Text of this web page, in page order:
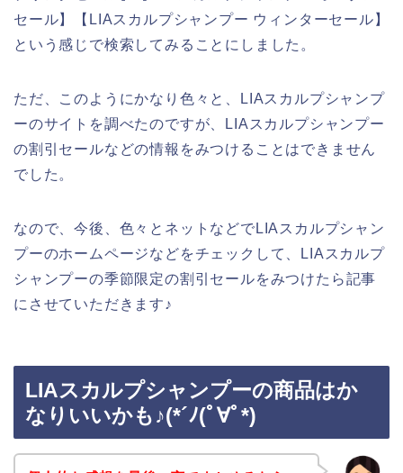
セール】【LIAスカルプシャンプー ウィンターセール】
という感じで検索してみることにしました。
ただ、このようにかなり色々と、LIAスカルプシャンプ
ーのサイトを調べたのですが、LIAスカルプシャンプー
の割引セールなどの情報をみつけることはできません
でした。
なので、今後、色々とネットなどでLIAスカルプシャン
プーのホームページなどをチェックして、LIAスカルプ
シャンプーの季節限定の割引セールをみつけたら記事
にさせていただきます♪
LIAスカルプシャンプーの商品はか
なりいいかも♪(*´ﾉ(ﾟ∀ﾟ*)